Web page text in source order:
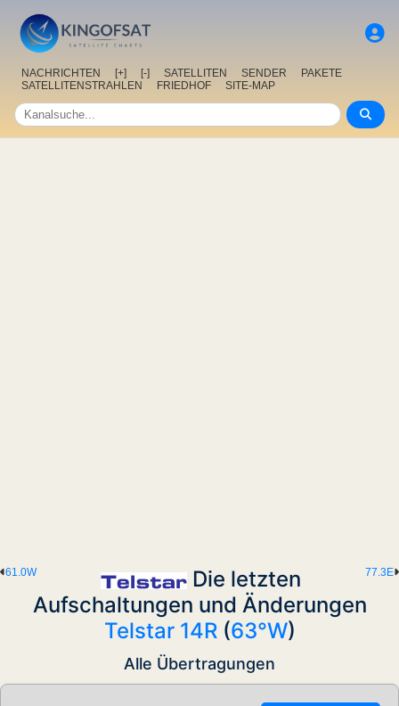
NACHRICHTEN [+] [-] SATELLITEN SENDER
PAKETE
SATELLITENSTRAHLEN
FRIEDHOF SITE-MAP
77.3E
61.0W
Die letzten
Aufschaltungen und Änderungen
Telstar 14R(63°W)
Alle Übertragungen